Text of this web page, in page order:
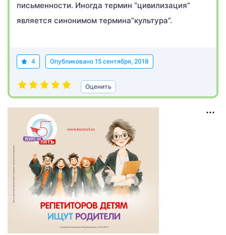
письменности. Иногда термин “цивилизация”
является синонимом термина”культура”.
4 Опубликовано 15 сентября, 2018
Оценить